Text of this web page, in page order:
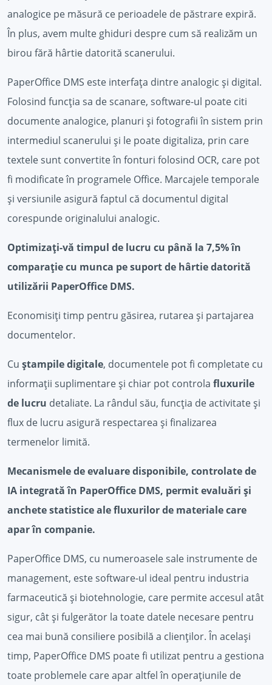
analogice pe măsură ce perioadele de păstrare expiră.
În plus, avem multe ghiduri despre cum să realizăm un
birou fără hârtie datorită scanerului.
PaperOffice DMS este interfața dintre analogic și digital.
Folosind funcția sa de scanare, software-ul poate citi
documente analogice, planuri și fotografii în sistem prin
intermediul scanerului și le poate digitaliza, prin care
textele sunt convertite în fonturi folosind OCR, care pot
fi modificate în programele Office. Marcajele temporale
și versiunile asigură faptul că documentul digital
corespunde originalului analogic.
Optimizați-vă timpul de lucru cu până la 7,5% în
comparație cu munca pe suport de hârtie datorită
utilizării PaperOffice DMS.
Economisiți timp pentru găsirea, rutarea și partajarea
documentelor.
Cu ștampile digitale, documentele pot fi completate cu
informații suplimentare și chiar pot controla fluxurile
de lucru detaliate. La rândul său, funcția de activitate și
flux de lucru asigură respectarea și finalizarea
termenelor limită.
Mecanismele de evaluare disponibile, controlate de
IA integrată în PaperOffice DMS, permit evaluări și
anchete statistice ale fluxurilor de materiale care
apar în companie.
PaperOffice DMS, cu numeroasele sale instrumente de
management, este software-ul ideal pentru industria
farmaceutică și biotehnologie, care permite accesul atât
sigur, cât și fulgerător la toate datele necesare pentru
cea mai bună consiliere posibilă a clienților. În același
timp, PaperOffice DMS poate fi utilizat pentru a gestiona
toate problemele care apar altfel în operațiunile de